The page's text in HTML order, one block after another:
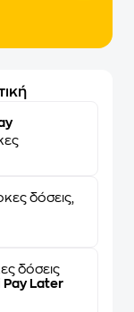
δόσεις,
δόσεις
Pay Later